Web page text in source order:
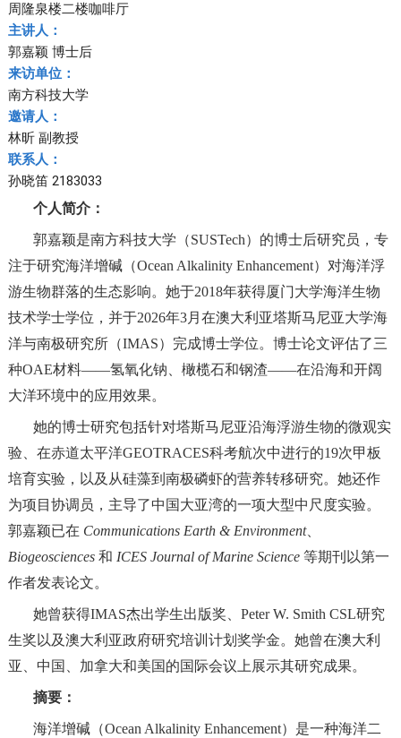
周隆泉楼二楼咖啡厅
主讲人：
郭嘉颖 博士后
来访单位：
南方科技大学
邀请人：
林昕 副教授
联系人：
孙晓笛 2183033
个人简介：
郭嘉颖是南方科技大学（SUSTech）的博士后研究员，专
注于研究海洋增碱（Ocean Alkalinity Enhancement）对海洋浮
游生物群落的生态影响。她于2018年获得厦门大学海洋生物
技术学士学位，并于2026年3月在澳大利亚塔斯马尼亚大学海
洋与南极研究所（IMAS）完成博士学位。博士论文评估了三
种OAE材料——氢氧化钠、橄榄石和钢渣——在沿海和开阔
大洋环境中的应用效果。
她的博士研究包括针对塔斯马尼亚沿海浮游生物的微观实
验、在赤道太平洋GEOTRACES科考航次中进行的19次甲板
培育实验，以及从硅藻到南极磷虾的营养转移研究。她还作
为项目协调员，主导了中国大亚湾的一项大型中尺度实验。
郭嘉颖已在 Communications Earth & Environment、
Biogeosciences和 ICES Journal of Marine Science等期刊以第一
作者发表论文。
她曾获得IMAS杰出学生出版奖、Peter W. Smith CSL研究
生奖以及澳大利亚政府研究培训计划奖学金。她曾在澳大利
亚、中国、加拿大和美国的国际会议上展示其研究成果。
摘要：
海洋增碱（Ocean Alkalinity Enhancement）是一种海洋二